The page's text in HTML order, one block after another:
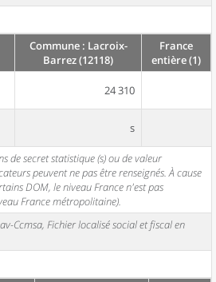
Commune : Lacroix-
Barrez (12118)
France
entière (1)
24 310
s
de secret statistique (s) ou de valeur
peuvent ne pas être renseignés. À cause
DOM, le niveau France n'est pas
France métropolitaine).
Ccmsa, Fichier localisé social et fiscal en